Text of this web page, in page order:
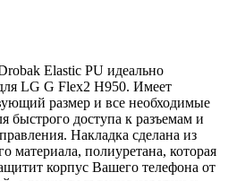
Elastic PU идеально
LG G Flex2 H950. Имеет
размер и все необходимые
быстрого доступа к разъемам и
Накладка сделана из
материала, полиуретана, которая
корпус Вашего телефона от